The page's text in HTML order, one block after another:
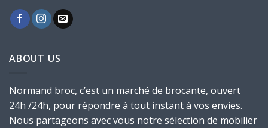
ABOUT US
Normand broc, c’est un marché de brocante, ouvert
24h /24h, pour répondre à tout instant à vos envies.
Nous partageons avec vous notre sélection de mobilier